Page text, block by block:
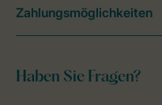
Haben Sie Fragen?
Zahlungsmöglichkeiten